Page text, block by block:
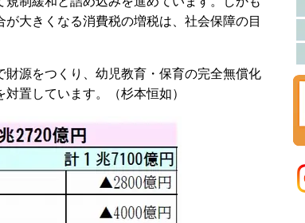
大きくなる消費税の増税は、社会保障の目
源をつくり、幼児教育・保育の完全無償化
置しています。（杉本恒如）